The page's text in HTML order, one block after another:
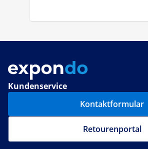
Kundenservice
Kontaktformular
Retourenportal